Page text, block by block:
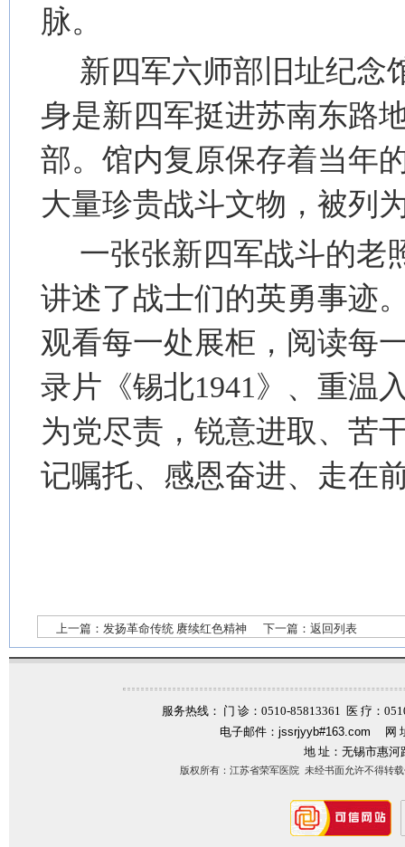
脉。
新四军六师部旧址纪念
身是新四军挺进苏南东路
部。馆内复原保存着当年
大量珍贵战斗文物，被列
一张张新四军战斗的老
讲述了战士们的英勇事迹
观看每一处展柜，阅读每
录片《锡北1941》、重温
为党尽责，锐意进取、苦
记嘱托、感恩奋进、走在
上一篇： 发扬革命传统 赓续红色精神 下一篇： 返回列表
服务热线： 门 诊：0510-85813361 医 疗：
电子邮件： jssrjyyb#163.com
网
地 址：无锡市惠河
版权所有：江苏省荣军医院 未经书面允许不得转